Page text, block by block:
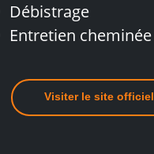
Débistrage
Entretien cheminée
Visiter le site officiel